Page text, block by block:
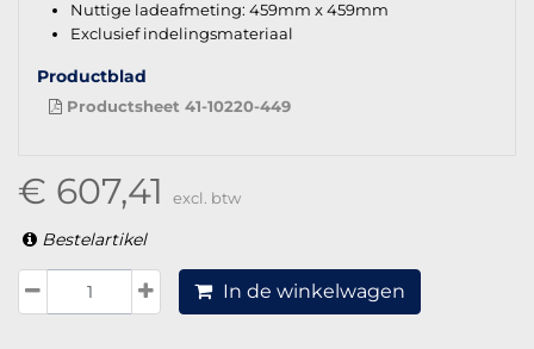
Nuttige ladeafmeting: 459mm x 459mm
Exclusief indelingsmateriaal
Productblad
Productsheet 41-10220-449
€ 607,41 excl. btw
Bestelartikel
In de winkelwagen